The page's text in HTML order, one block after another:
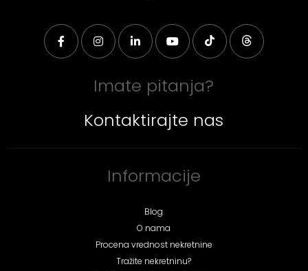
Imate pitanja?
Kontaktirajte nas
Informacije
Blog
O nama
Procena vrednost nekretnine
Tražite nekretninu?